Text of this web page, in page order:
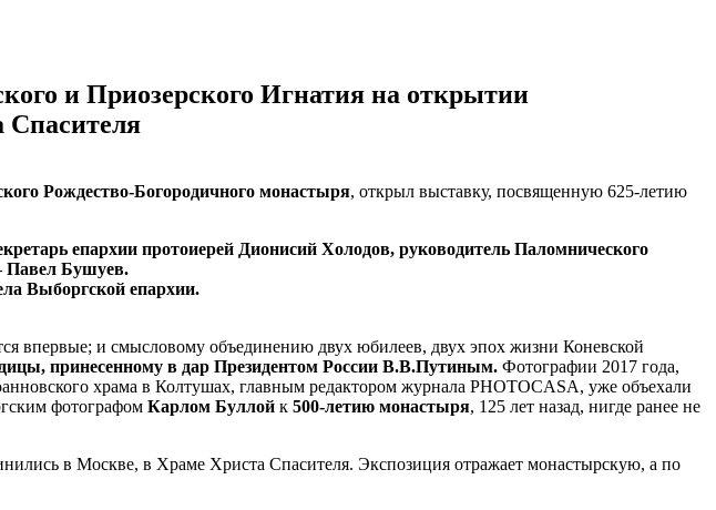
и Приозерского Игнатия на открытии
Спасителя
Рождество-Богородичного монастыря, открыл выставку, посвященную 625-летию
епархии протоиерей Дионисий Холодов, руководитель Паломнического
Павел Бушуев.
Выборгской епархии.
впервые; и смысловому объединению двух юбилеев, двух эпох жизни Коневской
принесенному в дар Президентом России В.В.Путиным. Фотографии 2017 года,
храма в Колтушах, главным редактором журнала PHOTOCASA, уже объехали
фотографом Карлом Буллой к 500-летию монастыря, 125 лет назад, нигде ранее не
в Москве, в Храме Христа Спасителя. Экспозиция отражает монастырскую, а по